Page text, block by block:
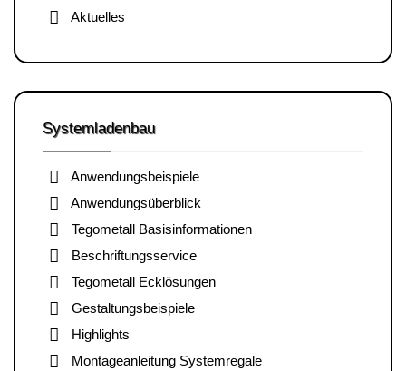
Aktuelles
Systemladenbau
Anwendungsbeispiele
Anwendungsüberblick
Tegometall Basisinformationen
Beschriftungsservice
Tegometall Ecklösungen
Gestaltungsbeispiele
Highlights
Montageanleitung Systemregale